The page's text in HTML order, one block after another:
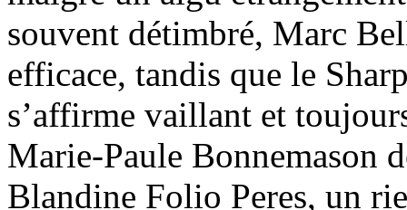
souvent détimbré, Marc
efficace, tandis que le
s’affirme vaillant et
Marie-Paule Bonnemason
Blandine Folio Peres, un